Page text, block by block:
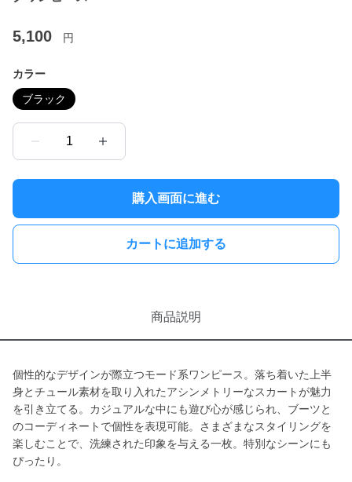
5,100 円
カラー
ブラック
1
購入画面に進む
カートに追加する
商品説明
個性的なデザインが際立つモード系ワンピース。落ち着いた上半
身とチュール素材を取り入れたアシンメトリーなスカートが魅力
を引き立てる。カジュアルな中にも遊び心が感じられ、ブーツと
のコーディネートで個性を表現可能。さまざまなスタイリングを
楽しむことで、洗練された印象を与える一枚。特別なシーンにも
ぴったり。